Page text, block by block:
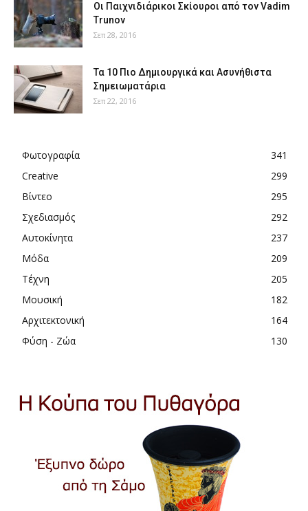
Οι Παιχνιδιάρικοι Σκίουροι από τον Vadim
Trunov
Σεπ 28, 2016
Τα 10 Πιο Δημιουργικά και Ασυνήθιστα
Σημειωματάρια
Σεπ 22, 2016
Φωτογραφία
341
Creative
299
Βίντεο
295
Σχεδιασμός
292
Αυτοκίνητα
237
Μόδα
209
Τέχνη
205
Μουσική
182
Αρχιτεκτονική
164
Φύση - Ζώα
130